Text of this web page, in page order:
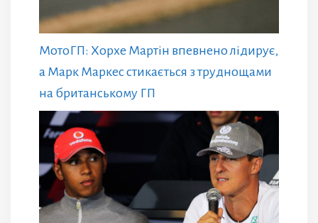
МотоГП: Хорхе Мартін впевнено лідирує,
а Марк Маркес стикається з труднощами
на британському ГП